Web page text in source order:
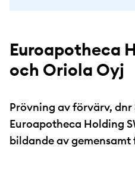
Euroapotheca
och Oriola Oyj
Prövning av förvärv, dnr
Euroapotheca Holding
bildande av gemensamt